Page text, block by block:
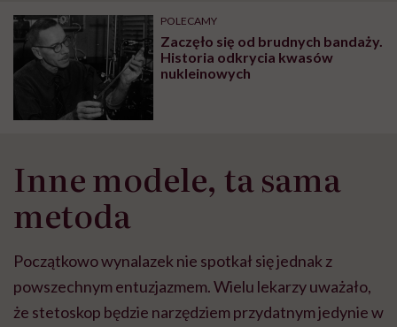
POLECAMY
Zaczęło się od brudnych bandaży.
Historia odkrycia kwasów
nukleinowych
Inne modele, ta sama
metoda
Początkowo wynalazek nie spotkał się jednak z
powszechnym entuzjazmem. Wielu lekarzy uważało,
że stetoskop będzie narzędziem przydatnym jedynie w